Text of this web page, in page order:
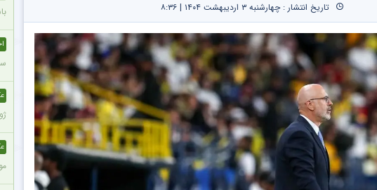
تاریخ انتشار : چهارشنبه ۳ اردیبهشت ۱۴۰۴ | ۸:۳۶